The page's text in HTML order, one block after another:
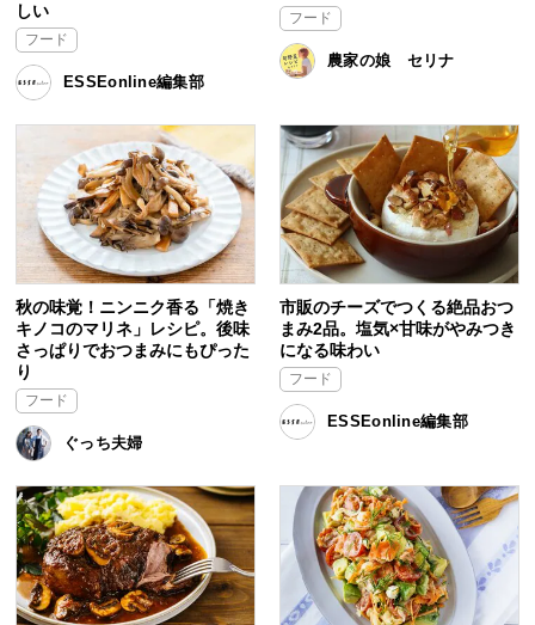
しい
フード
ESSEonline編集部
フード
農家の娘 セリナ
秋の味覚！ニンニク香る「焼き
キノコのマリネ」レシピ。後味
さっぱりでおつまみにもぴった
り
フード
ぐっち夫婦
市販のチーズでつくる絶品おつ
まみ2品。塩気×甘味がやみつき
になる味わい
フード
ESSEonline編集部